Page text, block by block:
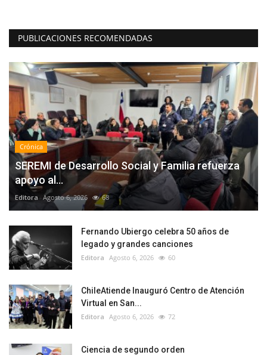
PUBLICACIONES RECOMENDADAS
Crónica
SEREMI de Desarrollo Social y Familia refuerza
apoyo al...
Editora Agosto 6, 2026 68
Fernando Ubiergo celebra 50 años de
legado y grandes canciones
Editora Agosto 6, 2026 60
ChileAtiende Inauguró Centro de Atención
Virtual en San...
Editora Agosto 6, 2026 72
Ciencia de segundo orden